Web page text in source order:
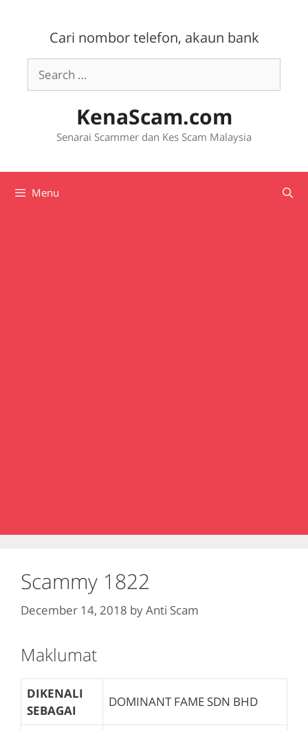
Cari nombor telefon, akaun bank
Search
for:
KenaScam.com
Senarai Scammer dan Kes Scam Malaysia
Menu
Scammy 1822
December 14, 2018 byAnti Scam
Maklumat
DIKENALI
SEBAGAI
DOMINANT FAME SDN BHD